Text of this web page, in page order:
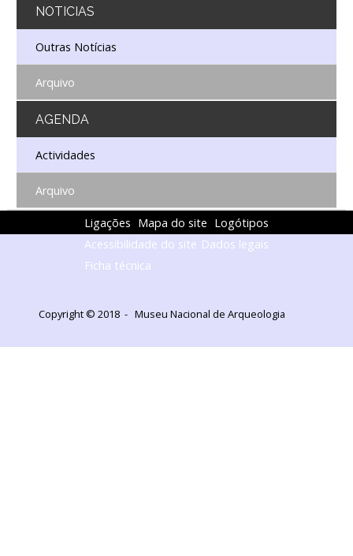
NOTICIAS
Outras Notícias
Arquivo
AGENDA
Actividades
Arquivo
Ligações Mapa do site Logótipos
Acessibilidade do site Dados legais
Ficha técnica
Copyright © 2018 - Museu Nacional de Arqueologia